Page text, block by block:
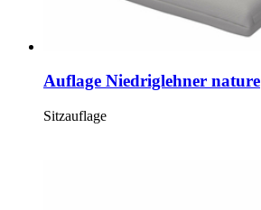
Auflage Niedriglehner nature
Sitzauflage